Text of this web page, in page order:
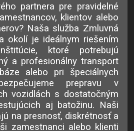
partnera pre pravidelné
klientov alebo
Naša služba Zmluvná
okolí je ideálnym riešením
ktoré potrebujú
a profesionálny transport
alebo pri špeciálnych
prepravu v
vozidlách s dostatočným
aj batožinu. Naši
na presnosť, diskrétnosť a
zamestnanci alebo klienti